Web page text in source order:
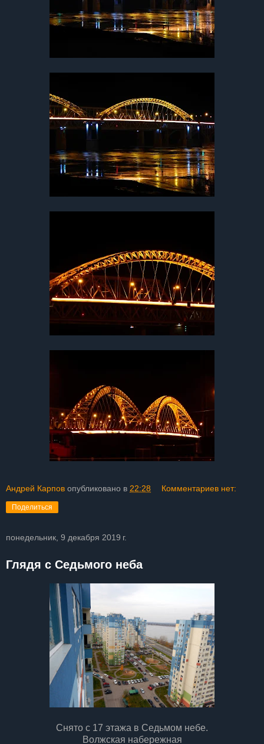
Андрей Карпов опубликовано в 22:28 Комментариев нет:
Поделиться
понедельник, 9 декабря 2019 г.
Глядя с Седьмого неба
Снято с 17 этажа в Седьмом небе.
Волжская набережная